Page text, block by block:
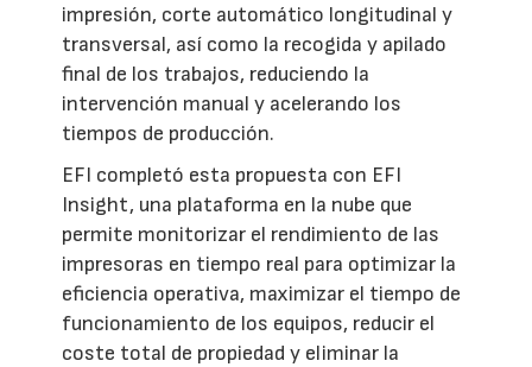
impresión, corte automático longitudinal y
transversal, así como la recogida y apilado
final de los trabajos, reduciendo la
intervención manual y acelerando los
tiempos de producción.
EFI completó esta propuesta con EFI
Insight, una plataforma en la nube que
permite monitorizar el rendimiento de las
impresoras en tiempo real para optimizar la
eficiencia operativa, maximizar el tiempo de
funcionamiento de los equipos, reducir el
coste total de propiedad y eliminar la